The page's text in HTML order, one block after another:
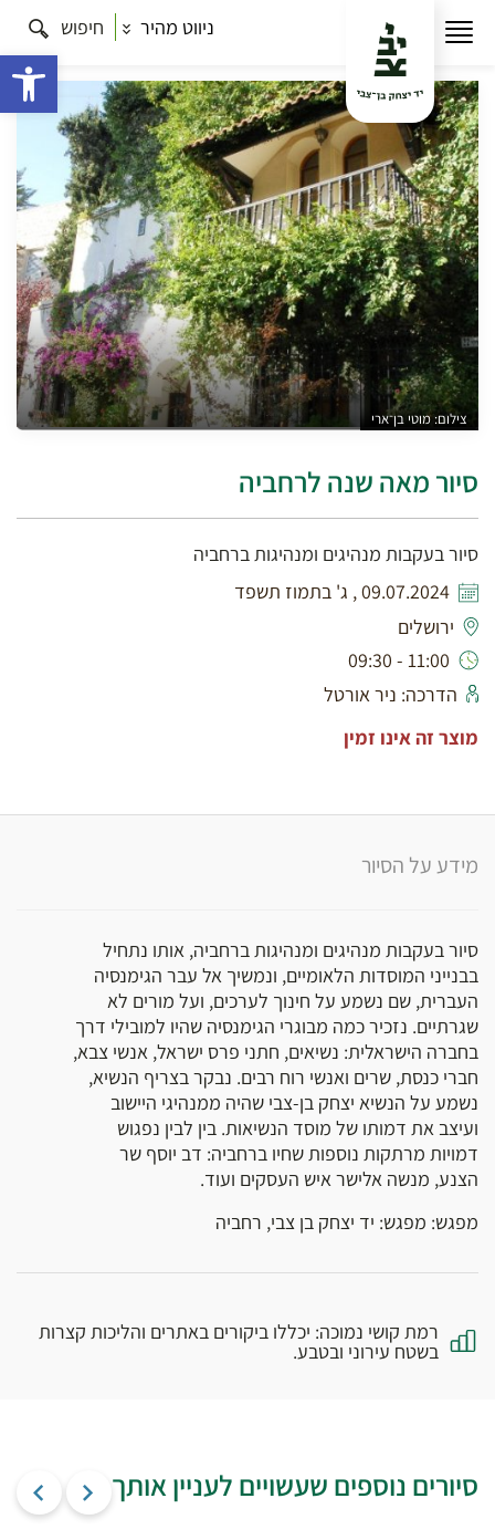
ניווט מהיר חיפושסיור מאה שנה לרחביה
צילום: מוטי בן־ארי
סיור מאה שנה לרחביה
סיור בעקבות מנהיגים ומנהיגות ברחביה
09.07.2024 , ג' בתמוז תשפד
ירושלים
11:00 - 09:30
הדרכה: ניר אורטל
מוצר זה אינו זמין
מידע על הסיור
סיור בעקבות מנהיגים ומנהיגות ברחביה, אותו נתחיל
בבנייני המוסדות הלאומיים, ונמשיך אל עבר הגימנסיה
העברית, שם נשמע על חינוך לערכים, ועל מורים לא
שגרתיים. נזכיר כמה מבוגרי הגימנסיה שהיו למובילי דרך
בחברה הישראלית: נשיאים, חתני פרס ישראל, אנשי צבא,
חברי כנסת, שרים ואנשי רוח רבים. נבקר בצריף הנשיא,
נשמע על הנשיא יצחק בן-צבי שהיה ממנהיגי היישוב
ועיצב את דמותו של מוסד הנשיאות. בין לבין נפגוש
דמויות מרתקות נוספות שחיו ברחביה: דב יוסף שר
הצנע, מנשה אלישר איש העסקים ועוד.
מפגש: מפגש: יד יצחק בן צבי, רחביה
רמת קושי נמוכה: יכללו ביקורים באתרים והליכות קצרות
בשטח עירוני ובטבע.
סיורים נוספים שעשויים לעניין אותך